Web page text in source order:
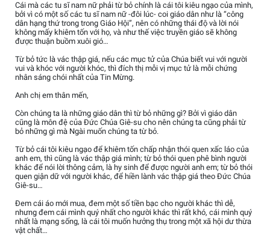
Cái mà các tu sĩ nam nữ phải từ bỏ chính là cái tôi kiêu ngạo của mình,
bởi vì có một số các tu sĩ nam nữ -đôi lúc- coi giáo dân như là “công
dân hạng thứ trong trong Giáo Hội”, nên có những thái độ và lời nói
không mấy khiêm tốn với họ, và như thế việc truyền giáo sẽ không
được thuận buồm xuôi gió…
Từ bỏ tức là vác thập giá, nếu các mục tử của Chúa biết vui với người
vui và khóc với người khóc, thì đích thị mỗi vị mục tử là mỗi chứng
nhân sáng chói nhất của Tin Mừng.
Anh chị em thân mến,
Còn chúng ta là những giáo dân thì từ bỏ những gì? Bởi vì giáo dân
cũng là môn đệ của Đức Chúa Giê-su cho nên chúng ta cũng phải từ
bỏ những gì mà Ngài muốn chúng ta từ bỏ.
Từ bỏ cái tôi kiêu ngạo để khiêm tốn chấp nhận thói quen xấc láo của
anh em, thì cũng là vác thập giá mình; từ bỏ thói quen phê bình người
khác để nói lời thông cảm, là hy sinh để được người anh em; từ bỏ thói
quen giận dữ với người khác, để hiền lành vác thập giá theo Đức Chúa
Giê-su…
Đem cái áo mới mua, đem một số tiền bạc cho người khác thì dễ,
nhưng đem cái mình quý nhất cho người khác thì rất khó, cái mình quý
nhất là mạng sống, là cái tôi muốn hưởng thụ trong một xã hội dư thừa
vật chất…